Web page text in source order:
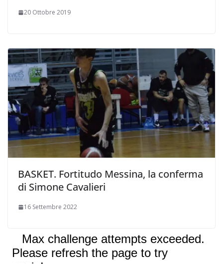
20 Ottobre 2019
BASKET. Fortitudo Messina, la conferma
di Simone Cavalieri
16 Settembre 2022